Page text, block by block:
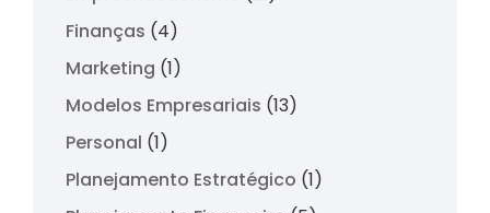
Finanças (4)
Marketing (1)
Modelos Empresariais (13)
Personal (1)
Planejamento Estratégico (1)